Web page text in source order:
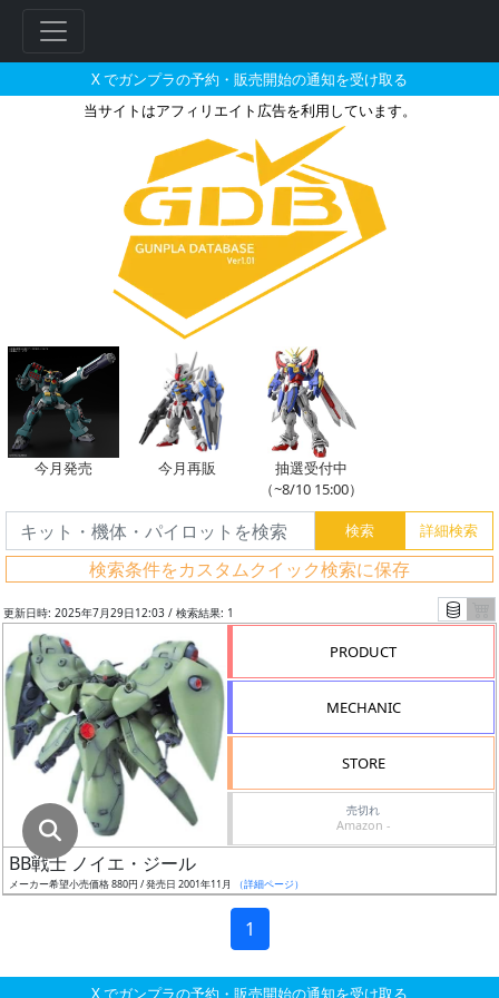
X でガンプラの予約・販売開始の通知を受け取る
当サイトはアフィリエイト広告を利用しています。
BB戦士 ノイエ・ジールの販売・
今月発売 今月再販
抽選受付中
（~8/10 15:00）
検索条件をカスタムクイック検索に保存
ー
グ
レ
ス
ケ
ー
成
形
更新日時: 2025年7月29日12:03 / 検索結果: 1
PRODUCT
MECHANIC
STORE
売切れ
Amazon -
BB戦士 ノイエ・ジール
メーカー希望小売価格 880円 / 発売日 2001年11月 （詳細ページ）
1
X でガンプラの予約・販売開始の通知を受け取る